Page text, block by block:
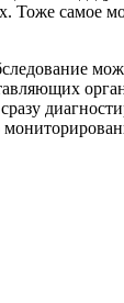
Тоже самое